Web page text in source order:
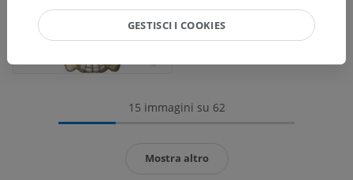
15 immagini su 62
Mostra altro
GESTISCI I COOKIES